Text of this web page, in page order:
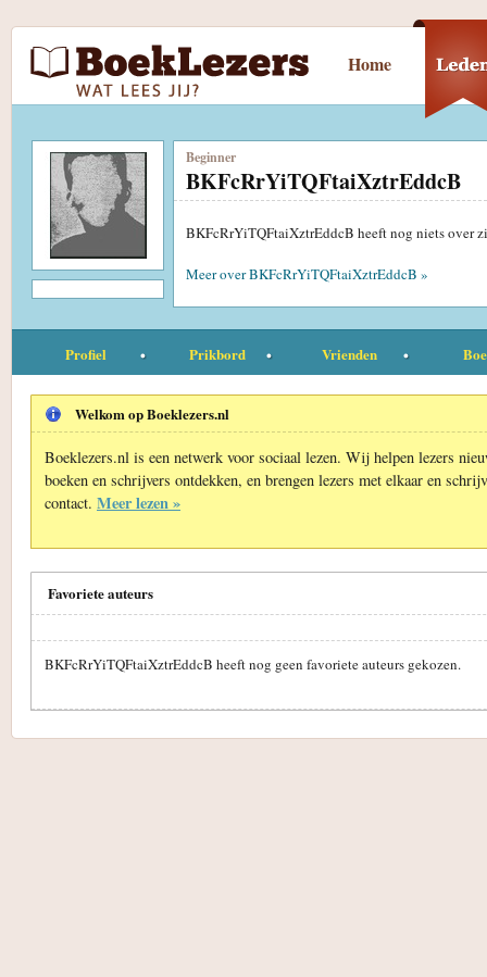
Home
Beginner
BKFcRrYiTQFtaiXztrEddcB
BKFcRrYiTQFtaiXztrEddcB heeft nog niets over
Meer over BKFcRrYiTQFtaiXztrEddcB »
Profiel Prikbord Vrienden
Welkom op Boeklezers.nl
Boeklezers.nl is een netwerk voor sociaal lezen. Wij helpen lezers
boeken en schrijvers ontdekken, en brengen lezers met elkaar en
contact. Meer lezen »
Favoriete auteurs
BKFcRrYiTQFtaiXztrEddcB heeft nog geen favoriete auteurs gekozen.